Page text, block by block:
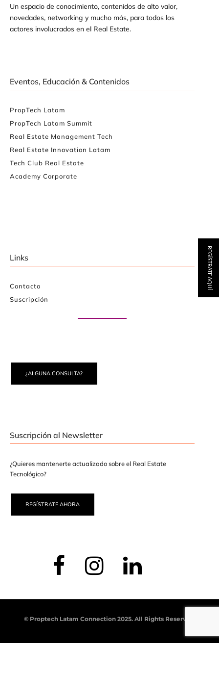
Un espacio de conocimiento, contenidos de alto valor,
novedades, networking y mucho más, para todos los
actores involucrados en el Real Estate.
Eventos, Educación & Contenidos
PropTech Latam
PropTech Latam Summit
Real Estate Management Tech
Real Estate Innovation Latam
Tech Club Real Estate
Academy Corporate
Links
Contacto
Suscripción
¿ALGUNA CONSULTA?
Suscripción al Newsletter
¿Quieres mantenerte actualizado sobre el Real Estate
Tecnológico?
REGÍSTRATE AHORA
© Proptech Latam Connection 2025. All Rights Reserved.
REGÍSTRATE AQUÍ